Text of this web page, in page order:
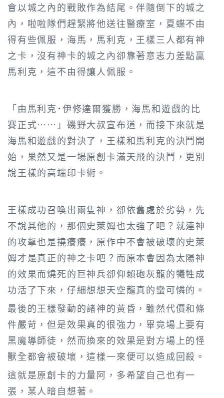
會以城之內的戰敗作為結尾。伴隨倒下的城之
內，啦啦隊們趕緊將他送往醫療室，夏蝶不由
得有些佩服，海馬，馬利克，王樣三人都有神
之卡，沒有神卡的城之內卻靠著意志力差點贏
馬利克，這不由得讓人佩服。
「由馬利克˙伊修達爾獲勝，海馬和遊戲的比
賽正式……」磯野大叔宣布道，而接下來就是
海馬和遊戲的對決了，王樣和馬利克的決鬥開
始，果然又是一場原創卡滿天飛的決鬥，更別
說王樣的高端印卡術。
王樣成功召喚出兩隻神，卻依舊處於劣勢，先
不說其他的，那個史萊姆也太強了吧？就連神
的攻擊也是撓癢癢，原作中不會被破壞的史萊
姆才是真正的神之卡吧？而原本會因為太陽神
的效果而燒死的巨神兵卻仰賴砲灰龍的犧牲成
功活了下來，仔細想想天空龍真的蠻可憐的。
最後的王樣發動的諸神的黃昏，雖然代價和條
件嚴苛，但是效果真的很強力，畢竟場上要有
黑魔導師徒，然而換來的效果是對方場上的怪
獸全都會被破壞，這樣一來便可以造成回殺。
這就是原創卡的力量阿，多希望自己也有一
張，某人暗自想著。